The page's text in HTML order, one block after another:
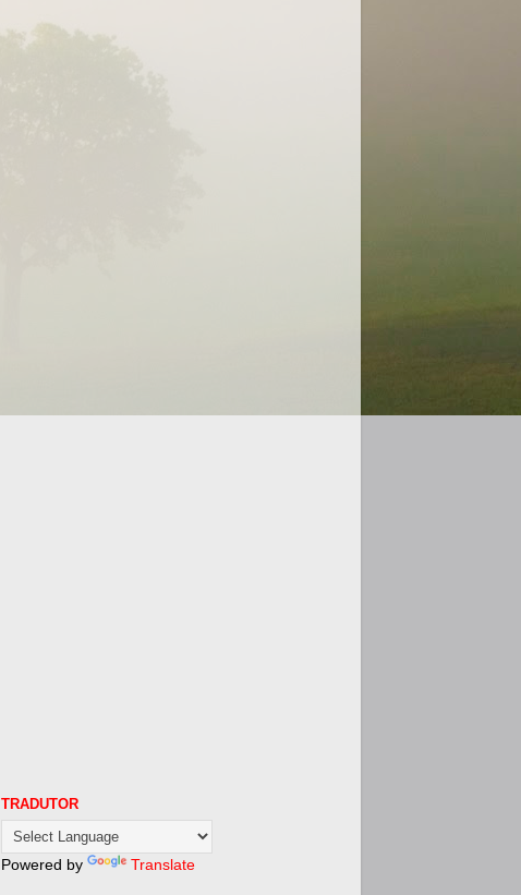
TRADUTOR
Powered by Translate